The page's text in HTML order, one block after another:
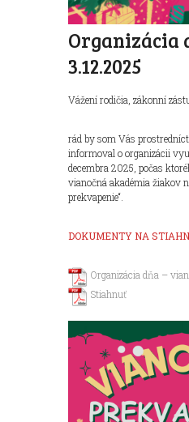
Organizácia
3.12.2025
Vážení rodičia, zákonní
rád by som Vás
informoval o organizácii
decembra 2025, počas
vianočná akadémia žiakov
prekvapenie“.
DOKUMENTY NA
Organizácia dňa –
Stiahnuť